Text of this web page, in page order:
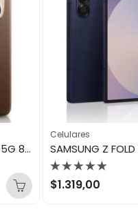
XIAOMI REDMI NOTE 15 PRO+ 5G 8GB/256GB MOCHA BROWN
Celulares
Valorado
con
$1.319,00